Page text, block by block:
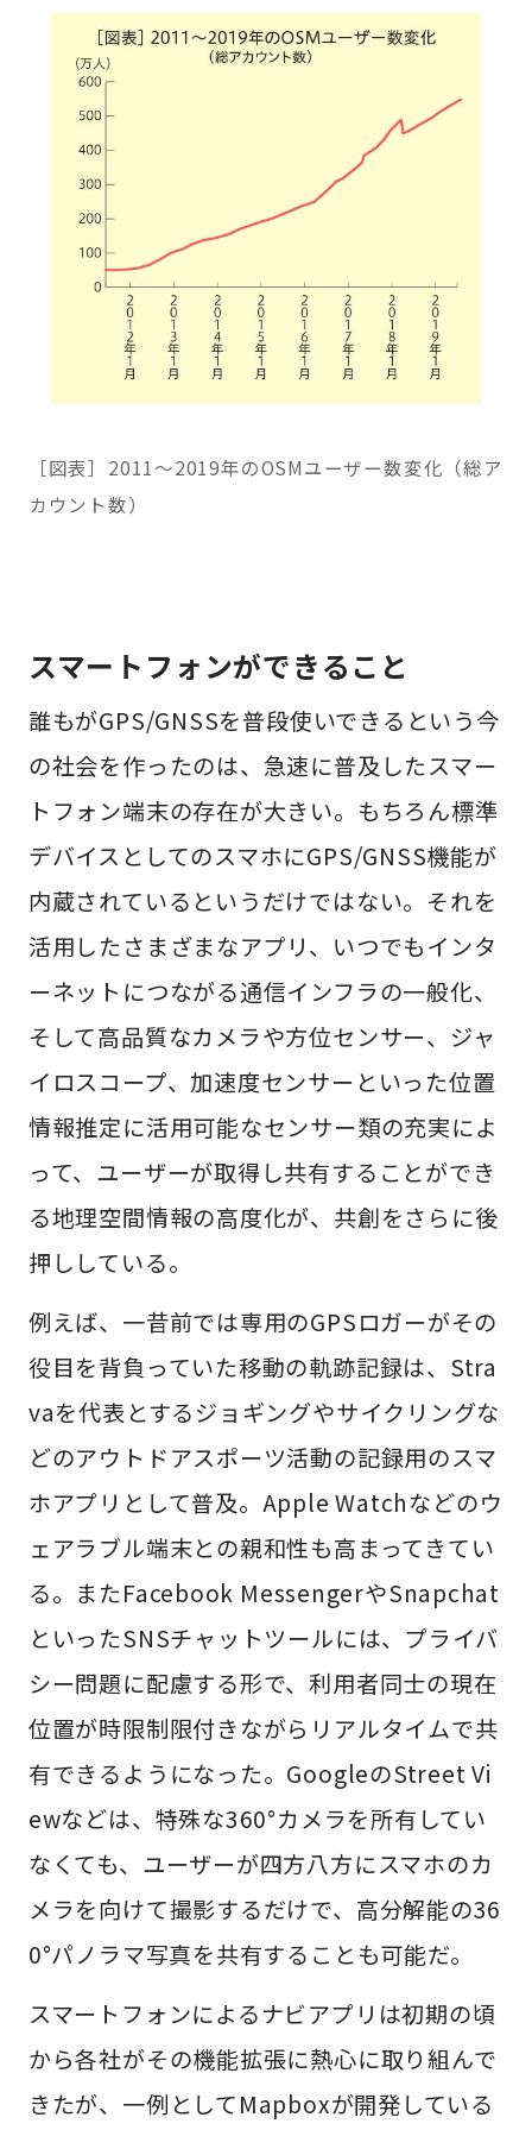
［図表］2011～2019年のOSMユーザー数変化（総ア
カウント数）
スマートフォンができること
誰もがGPS/GNSSを普段使いできるという今
の社会を作ったのは、急速に普及したスマー
トフォン端末の存在が大きい。もちろん標準
デバイスとしてのスマホにGPS/GNSS機能が
内蔵されているというだけではない。それを
活用したさまざまなアプリ、いつでもインタ
ーネットにつながる通信インフラの一般化、
そして高品質なカメラや方位センサー、ジャ
イロスコープ、加速度センサーといった位置
情報推定に活用可能なセンサー類の充実によ
って、ユーザーが取得し共有することができ
る地理空間情報の高度化が、共創をさらに後
押ししている。
例えば、一昔前では専用のGPSロガーがその
役目を背負っていた移動の軌跡記録は、Stra
vaを代表とするジョギングやサイクリングな
どのアウトドアスポーツ活動の記録用のスマ
ホアプリとして普及。Apple Watchなどのウ
ェアラブル端末との親和性も高まってきてい
る。またFacebook MessengerやSnapchat
といったSNSチャットツールには、プライバ
シー問題に配慮する形で、利用者同士の現在
位置が時限制限付きながらリアルタイムで共
有できるようになった。GoogleのStreet Vi
ewなどは、特殊な360°カメラを所有してい
なくても、ユーザーが四方八方にスマホのカ
メラを向けて撮影するだけで、高分解能の36
0°パノラマ写真を共有することも可能だ。
スマートフォンによるナビアプリは初期の頃
から各社がその機能拡張に熱心に取り組んで
きたが、一例としてMapboxが開発している